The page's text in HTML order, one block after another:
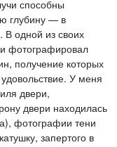
способны
глубину — в
В одной из своих
фотографировал
получение которых
У меня
двери,
двери находилась
фотографии тени
запертого в